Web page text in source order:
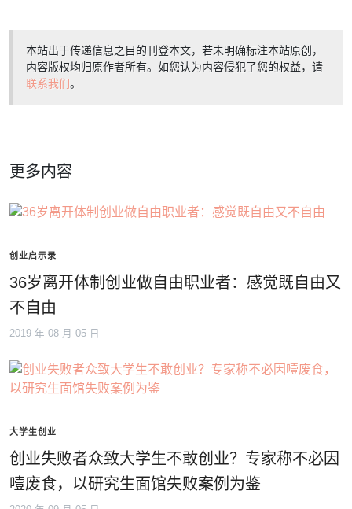
本站出于传递信息之目的刊登本文，若未明确标注本站原创，
内容版权均归原作者所有。如您认为内容侵犯了您的权益，请
联系我们。
更多内容
创业启示录
36岁离开体制创业做自由职业者：感觉既自由又
不自由
2019 年 08 月 05 日
大学生创业
创业失败者众致大学生不敢创业？专家称不必因
噎废食，以研究生面馆失败案例为鉴